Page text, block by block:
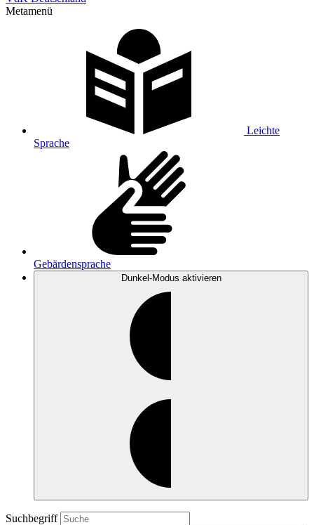
Metamenü
Leichte
Sprache
Gebärdensprache
Dunkel-Modus aktivieren
Suchbegriff